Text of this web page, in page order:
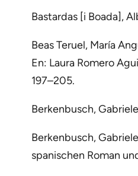
Bastardas [i Boada],
Beas Teruel, María
En: Laura Romero
197–205.
Berkenbusch,
Berkenbusch,
spanischen Roman